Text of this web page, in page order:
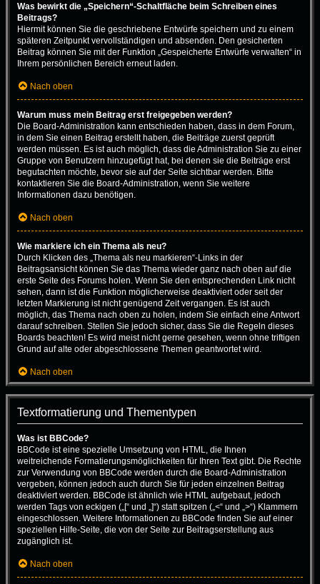
Was bewirkt die „Speichern“-Schaltfläche beim Schreiben eines
Beitrags?
Hiermit können Sie die geschriebene Entwürfe speichern und zu einem
späteren Zeitpunkt vervollständigen und absenden. Den gesicherten
Beitrag können Sie mit der Funktion „Gespeicherte Entwürfe verwalten“ in
Ihrem persönlichen Bereich erneut laden.
Nach oben
Warum muss mein Beitrag erst freigegeben werden?
Die Board-Administration kann entschieden haben, dass in dem Forum,
in dem Sie einen Beitrag erstellt haben, die Beiträge zuerst geprüft
werden müssen. Es ist auch möglich, dass die Administration Sie zu einer
Gruppe von Benutzern hinzugefügt hat, bei denen sie die Beiträge erst
begutachten möchte, bevor sie auf der Seite sichtbar werden. Bitte
kontaktieren Sie die Board-Administration, wenn Sie weitere
Informationen dazu benötigen.
Nach oben
Wie markiere ich ein Thema als neu?
Durch Klicken des „Thema als neu markieren“-Links in der
Beitragsansicht können Sie das Thema wieder ganz nach oben auf die
erste Seite des Forums holen. Wenn Sie den entsprechenden Link nicht
sehen, dann ist die Funktion möglicherweise deaktiviert oder seit der
letzten Markierung ist nicht genügend Zeit vergangen. Es ist auch
möglich, das Thema nach oben zu holen, indem Sie einfach eine Antwort
darauf schreiben. Stellen Sie jedoch sicher, dass Sie die Regeln dieses
Boards beachten! Es wird meist nicht gerne gesehen, wenn ohne triftigen
Grund auf alte oder abgeschlossene Themen geantwortet wird.
Nach oben
Textformatierung und Thementypen
Was ist BBCode?
BBCode ist eine spezielle Umsetzung von HTML, die Ihnen
weitreichende Formatierungsmöglichkeiten für Ihren Text gibt. Die Rechte
zur Verwendung von BBCode werden durch die Board-Administration
vergeben, können jedoch auch durch Sie für jeden einzelnen Beitrag
deaktiviert werden. BBCode ist ähnlich wie HTML aufgebaut, jedoch
werden Tags von eckigen („[“ und „]“) statt spitzen („<“ und „>“) Klammern
eingeschlossen. Weitere Informationen zu BBCode finden Sie auf einer
speziellen Hilfe-Seite, die von der Seite zur Beitragserstellung aus
zugänglich ist.
Nach oben